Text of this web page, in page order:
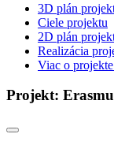
3D plán
Ciele projektu
2D plán
Realizácia
Viac o
Projekt: